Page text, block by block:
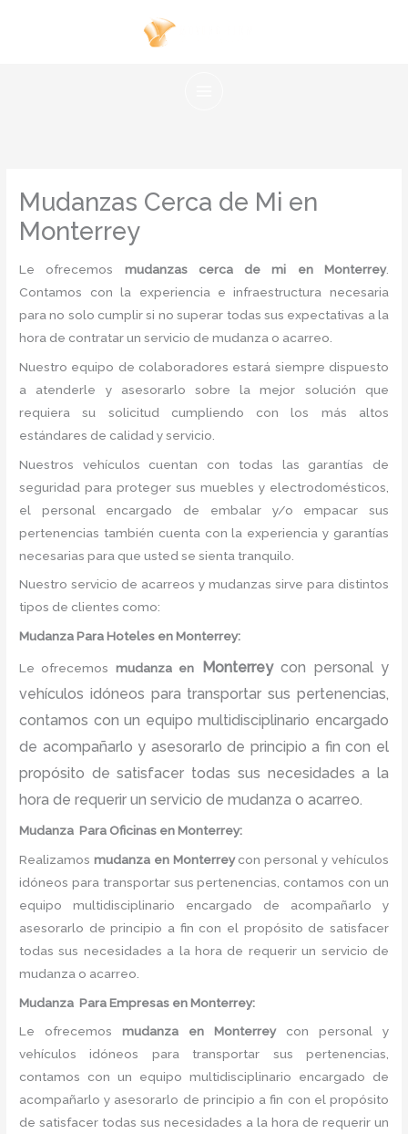
Mudanzas Cerca de Mi en
Monterrey
Le ofrecemos mudanzas cerca de mi en Monterrey.
Contamos con la experiencia e infraestructura necesaria
para no solo cumplir si no superar todas sus expectativas a la
hora de contratar un servicio de mudanza o acarreo.
Nuestro equipo de colaboradores estará siempre dispuesto
a atenderle y asesorarlo sobre la mejor solución que
requiera su solicitud cumpliendo con los más altos
estándares de calidad y servicio.
Nuestros vehículos cuentan con todas las garantías de
seguridad para proteger sus muebles y electrodomésticos,
el personal encargado de embalar y/o empacar sus
pertenencias también cuenta con la experiencia y garantías
necesarias para que usted se sienta tranquilo.
Nuestro servicio de acarreos y mudanzas sirve para distintos
tipos de clientes como:
MudanzaPara Hoteles en Monterrey:
Le ofrecemos mudanza en Monterreycon personal y
vehículos idóneos para transportar sus pertenencias,
contamos con un equipo multidisciplinario encargado
de acompañarlo y asesorarlo de principio a fin con el
propósito de satisfacer todas sus necesidades a la
hora de requerir un servicio de mudanza o acarreo.
Mudanza Para Oficinas en Monterrey:
Realizamos mudanzaenMonterreycon personal y vehículos
idóneos para transportar sus pertenencias, contamos con un
equipo multidisciplinario encargado de acompañarlo y
asesorarlo de principio a fin con el propósito de satisfacer
todas sus necesidades a la hora de requerir un servicio de
mudanza o acarreo.
Mudanza Para Empresas en Monterrey:
Le ofrecemosmudanza en Monterreycon personal y
vehículos idóneos para transportar sus pertenencias,
contamos con un equipo multidisciplinario encargado de
acompañarlo y asesorarlo de principio a fin con el propósito
de satisfacer todas sus necesidades a la hora de requerir un